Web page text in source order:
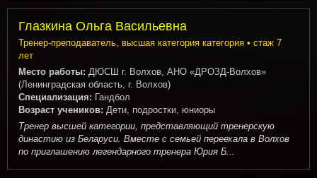
Глазкина Ольга Васильевна
Тренер-преподаватель, высшая категория категория • стаж 7
лет
Место работы: ДЮСШ г. Волхов, АНО «ДРОЗД-Волхов»
(Ленинградская область, г. Волхов)
Специализация: Гандбол
Возраст учеников: Дети, подростки, юниоры
Тренер высшей категории, представляющий тренерскую
династию из Беларуси. Вместе с семьей переехала в Волхов
по приглашению легендарного тренера Юрия Б...